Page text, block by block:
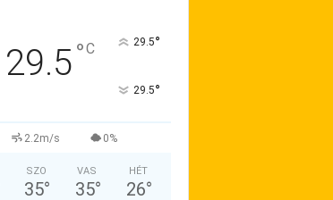
29.5°C 29.5°
29.5°
2.2m/s 0%
SZO
35°
VAS
35°
HÉT
26°